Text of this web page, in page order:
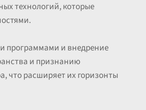
технологий, которые
программами и внедрение
и признанию
что расширяет их горизонты